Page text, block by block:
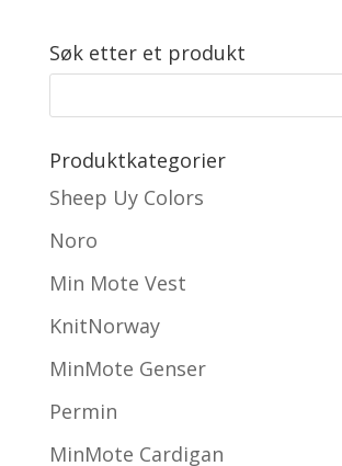
Søk etter et produkt
Produktkategorier
Sheep Uy Colors
Noro
Min Mote Vest
KnitNorway
MinMote Genser
Permin
MinMote Cardigan